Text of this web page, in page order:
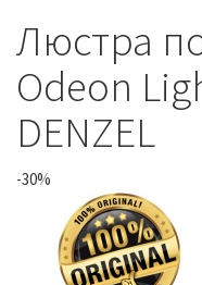
Люстра
Odeon
DENZEL
-30%